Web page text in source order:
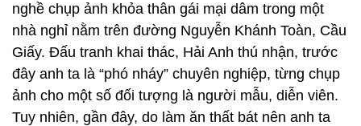
nghề chụp ảnh khỏa thân gái mại dâm trong một
nhà nghỉ nằm trên đường Nguyễn Khánh Toàn, Cầu
Giấy. Đấu tranh khai thác, Hải Anh thú nhận, trước
đây anh ta là “phó nháy” chuyên nghiệp, từng chụp
ảnh cho một số đối tượng là người mẫu, diễn viên.
Tuy nhiên, gần đây, do làm ăn thất bát nên anh ta